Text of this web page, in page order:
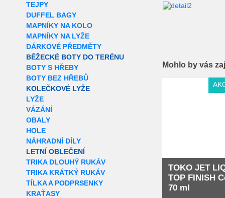
TEJPY
DUFFEL BAGY
MAPNÍKY NA KOLO
MAPNÍKY NA LYŽE
DÁRKOVÉ PŘEDMĚTY
BĚŽECKÉ BOTY DO TERÉNU
BOTY S HŘEBY
BOTY BEZ HŘEBŮ
KOLEČKOVÉ LYŽE
LYŽE
VÁZÁNÍ
OBALY
HOLE
NÁHRADNÍ DÍLY
LETNÍ OBLEČENÍ
TRIKA DLOUHÝ RUKÁV
TRIKA KRÁTKÝ RUKÁV
TÍLKA A PODPRSENKY
KRAŤASY
Mohlo by vás
Extra slevy pro
TOKO JET
TOP FINISH
70 ml